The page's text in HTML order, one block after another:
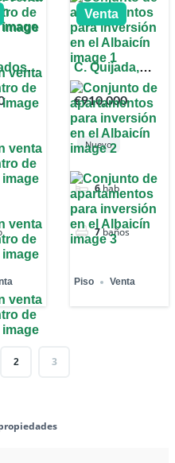
Venta
C. Quijada,
Albaicín,
18010
Granada,
España
€910,000
Nuevo
6hab
7baños
Piso Venta
2 3